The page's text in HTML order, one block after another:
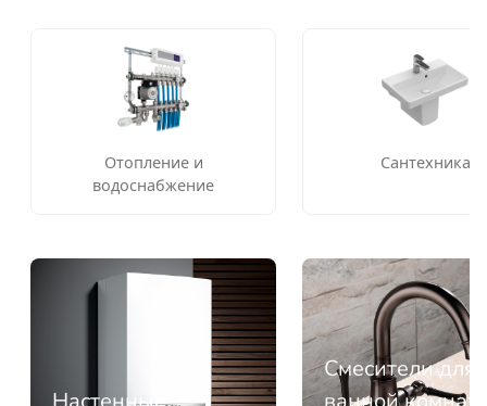
Отопление и
водоснабжение
Сантехника
Смесители для